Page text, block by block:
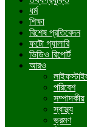
ধর্ম
শিক্ষা
বিশেষ প্রতিবেদন
ফটো গ্যালারি
ভিডিও রিপোর্ট
আরও
পরিবেশ
সম্পাদকীয়
স্বাস্থ্য
ভ্রমণ